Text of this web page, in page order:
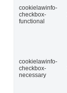
cookielawinfo-
checkbox-
functional
cookielawinfo-
checkbox-
necessary